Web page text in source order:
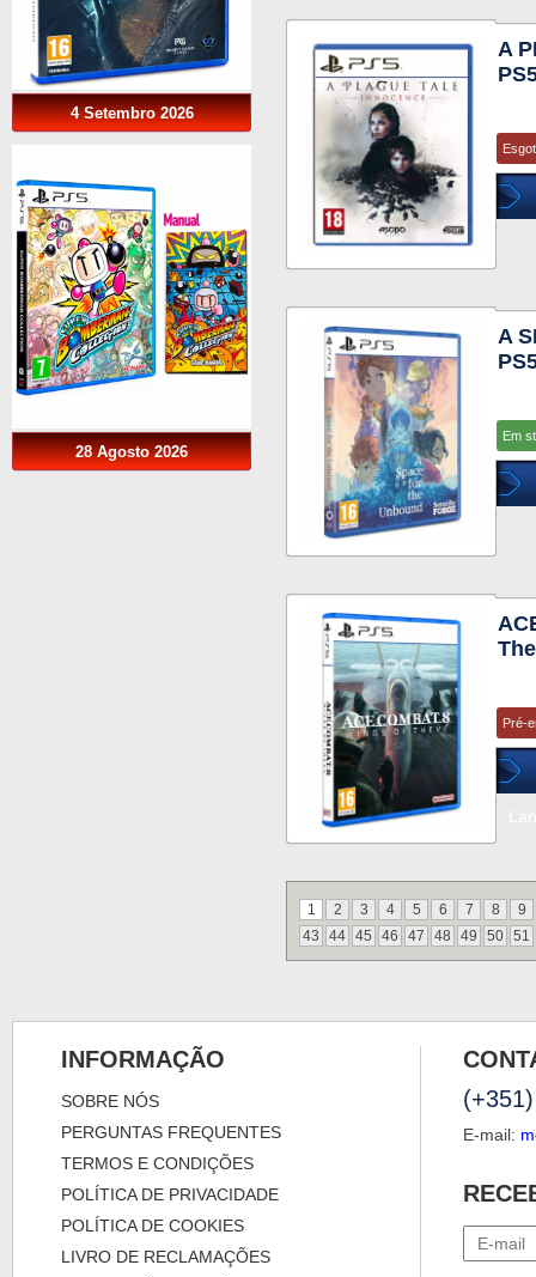
4 Setembro 2026
28 Agosto 2026
A
A
Em
Pré-
1 2 3 4 5 6 7 8
9
43
44 45 46 47 48 49 50 51
INFORMAÇÃO
SOBRE NÓS
PERGUNTAS FREQUENTES
TERMOS E CONDIÇÕES
POLÍTICA DE PRIVACIDADE
POLÍTICA DE COOKIES
LIVRO DE RECLAMAÇÕES
E-mail: